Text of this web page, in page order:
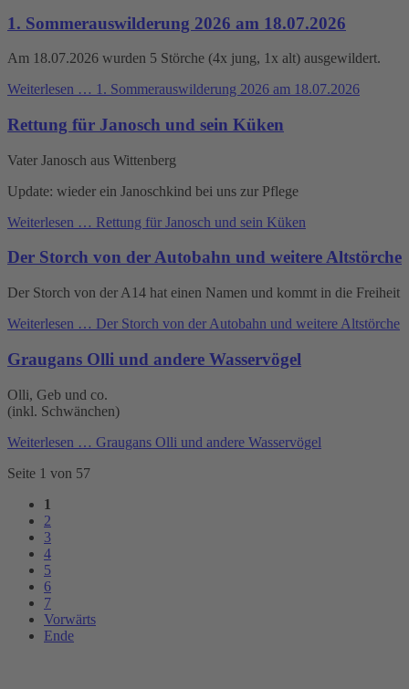
1. Sommerauswilderung 2026 am 18.07.2026
Am 18.07.2026 wurden 5 Störche (4x jung, 1x alt) ausgewildert.
Weiterlesen … 1. Sommerauswilderung 2026 am 18.07.2026
Rettung für Janosch und sein Küken
Vater Janosch aus Wittenberg
Update: wieder ein Janoschkind bei uns zur Pflege
Weiterlesen … Rettung für Janosch und sein Küken
Der Storch von der Autobahn und weitere Altstörche
Der Storch von der A14 hat einen Namen und kommt in die Freiheit
Weiterlesen … Der Storch von der Autobahn und weitere Altstörche
Graugans Olli und andere Wasservögel
Olli, Geb und co.
(inkl. Schwänchen)
Weiterlesen … Graugans Olli und andere Wasservögel
Seite 1 von 57
1
2
3
4
5
6
7
Vorwärts
Ende